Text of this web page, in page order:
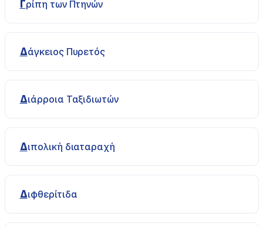
Γρίπη των Πτηνών
Δάγκειος Πυρετός
Διάρροια Ταξιδιωτών
Διπολική διαταραχή
Διφθερίτιδα